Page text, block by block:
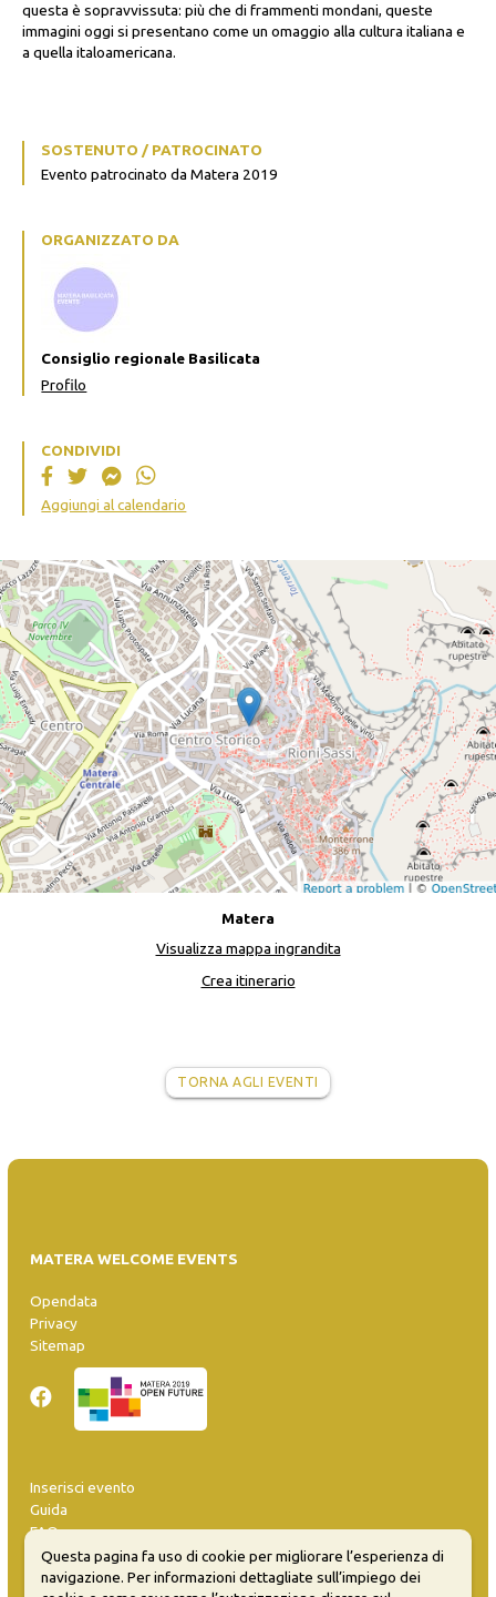
questa è sopravvissuta: più che di frammenti mondani, queste
immagini oggi si presentano come un omaggio alla cultura italiana e
a quella italoamericana.
SOSTENUTO / PATROCINATO
Evento patrocinato da Matera 2019
ORGANIZZATO DA
Consiglio regionale Basilicata
Profilo
CONDIVIDI
Aggiungi al calendario
Matera
Visualizza mappa ingrandita
Crea itinerario
TORNA AGLI EVENTI
MATERA WELCOME EVENTS
Opendata
Privacy
Sitemap
Inserisci evento
Guida
FAQ
info@materaevents.it
Questa pagina fa uso di cookie per migliorare l’esperienza di
navigazione. Per informazioni dettagliate sull’impiego dei